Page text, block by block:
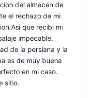
del almacen de
el rechazo de mi
que recibi mi
impecable.
de la persiana y la
es de muy buena
en mi caso.
sitio.